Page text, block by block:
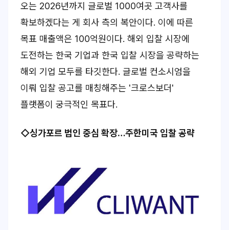
오는 2026년까지 글로벌 1000여곳 고객사를
확보하겠다는 게 회사 측의 복안이다. 이에 따른
목표 매출액은 100억원이다. 해외 입찰 시장에
도전하는 한국 기업과 한국 입찰 시장을 공략하는
해외 기업 모두를 타깃한다. 글로벌 컨소시엄을
이뤄 입찰 공고를 매칭해주는 '크로스보더'
플랫폼이 궁극적인 목표다.
◇싱가포르 법인 중심 확장…주한미국 입찰 공략